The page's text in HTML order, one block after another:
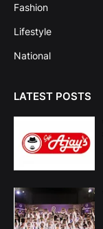
Fashion
Lifestyle
National
LATEST POSTS